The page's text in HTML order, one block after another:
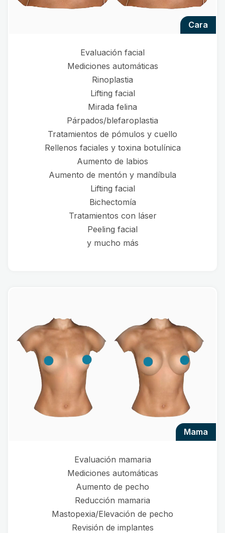
cara
Evaluación facial
Mediciones automáticas
Rinoplastia
Lifting facial
Mirada felina
Párpados/blefaroplastia
Tratamientos de pómulos y cuello
Rellenos faciales y toxina botulínica
Aumento de labios
Aumento de mentón y mandíbula
Lifting facial
Bichectomía
Tratamientos con láser
Peeling facial
y mucho más
mama
Evaluación mamaria
Mediciones automáticas
Aumento de pecho
Reducción mamaria
Mastopexia/Elevación de pecho
Revisión de implantes